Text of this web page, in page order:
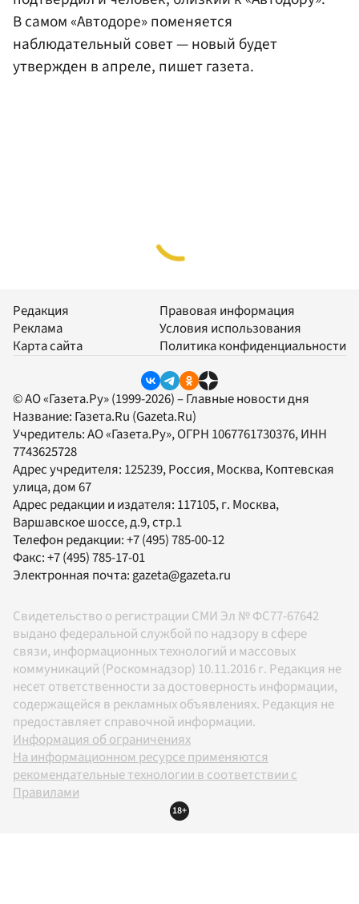
В самом «Автодоре» поменяется
наблюдательный совет — новый будет
утвержден в апреле, пишет газета.
Редакция
Реклама
Карта сайта
Правовая информация
Условия использования
Политика конфиденциальности
© АО «Газета.Ру» (1999-2026) – Главные новости дня
Название: Газета.Ru (Gazeta.Ru)
Учредитель:АО «Газета.Ру», ОГРН 1067761730376, ИНН
7743625728
Адрес учредителя: 125239, Россия, Москва, Коптевская
улица, дом 67
Адрес редакции и издателя: 117105, г. Москва,
Варшавское шоссе, д.9, стр.1
Телефон редакции:+7 (495) 785-00-12
Факс:+7 (495) 785-17-01
Электронная почта:gazeta@gazeta.ru
Свидетельство о регистрации СМИ Эл № ФС77-67642
выдано федеральной службой по надзору в сфере
связи, информационных технологий и массовых
коммуникаций (Роскомнадзор) 10.11.2016 г. Редакция не
несет ответственности за достоверность информации,
содержащейся в рекламных объявлениях. Редакция не
предоставляет справочной информации.
Информация об ограничениях
На информационном ресурсе применяются
рекомендательные технологии в соответствии с
Правилами
18+